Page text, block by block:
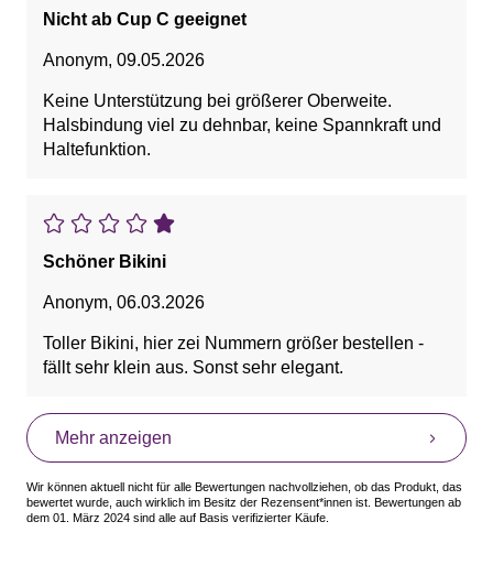
Nicht ab Cup C geeignet
Anonym, 09.05.2026
Keine Unterstützung bei größerer Oberweite.
Halsbindung viel zu dehnbar, keine Spannkraft und
Haltefunktion.
Schöner Bikini
Anonym, 06.03.2026
Toller Bikini, hier zei Nummern größer bestellen -
fällt sehr klein aus. Sonst sehr elegant.
Mehr anzeigen
Wir können aktuell nicht für alle Bewertungen nachvollziehen, ob das Produkt, das
bewertet wurde, auch wirklich im Besitz der Rezensent*innen ist. Bewertungen ab
dem 01. März 2024 sind alle auf Basis verifizierter Käufe.